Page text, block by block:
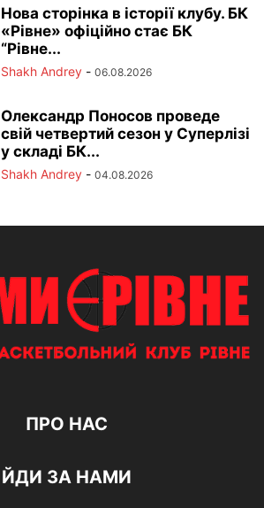
Нова сторінка в історії клубу. БК
«Рівне» офіційно стає БК
“Рівне...
Shakh Andrey - 06.08.2026
Олександр Поносов проведе
свій четвертий сезон у Суперлізі
у складі БК...
Shakh Andrey - 04.08.2026
ПРО НАС
ЙДИ ЗА НАМИ